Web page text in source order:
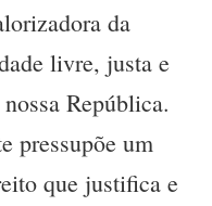
da
livre, justa e
República.
pressupõe um
que justifica e